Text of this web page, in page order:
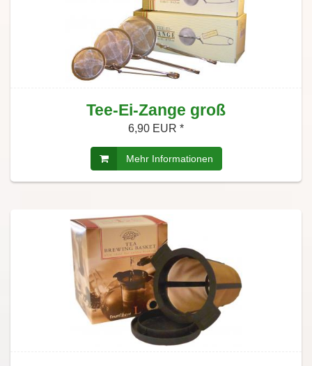
Tee-Ei-Zange groß
6,90 EUR *
Mehr Informationen